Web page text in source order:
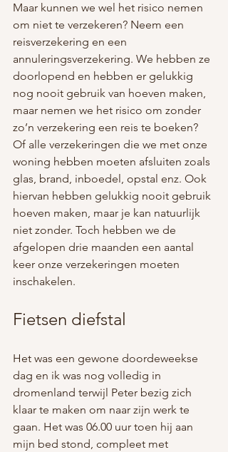
Maar kunnen we wel het risico nemen
om niet te verzekeren? Neem een
reisverzekering en een
annuleringsverzekering. We hebben ze
doorlopend en hebben er gelukkig
nog nooit gebruik van hoeven maken,
maar nemen we het risico om zonder
zo’n verzekering een reis te boeken?
Of alle verzekeringen die we met onze
woning hebben moeten afsluiten zoals
glas, brand, inboedel, opstal enz. Ook
hiervan hebben gelukkig nooit gebruik
hoeven maken, maar je kan natuurlijk
niet zonder. Toch hebben we de
afgelopen drie maanden een aantal
keer onze verzekeringen moeten
inschakelen.
Fietsen diefstal
Het was een gewone doordeweekse
dag en ik was nog volledig in
dromenland terwijl Peter bezig zich
klaar te maken om naar zijn werk te
gaan. Het was 06.00 uur toen hij aan
mijn bed stond, compleet met